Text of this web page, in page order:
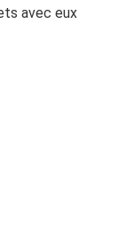
avec eux